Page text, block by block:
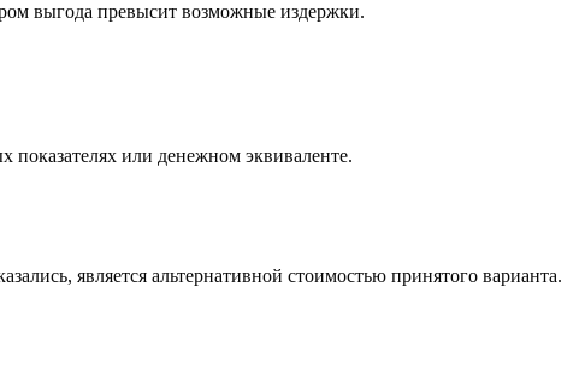
выгода превысит возможные издержки.
показателях или денежном эквиваленте.
является альтернативной стоимостью принятого варианта.